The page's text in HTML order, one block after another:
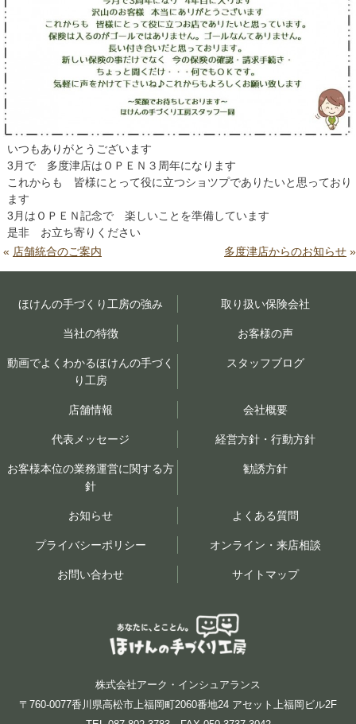
いつもありがとうございます
3月で 多度津店はＯＰＥＮ３周年になります
これからも 皆様にとって役に立つショツプでありたいと思っており
ます
3月はＯＰＥＮ記念で 楽しいことを準備しています
是非 お立ち寄りください
« 店舗統合のご案内 多度津店からのお知らせ »
ほけんの手づくり工房の強み 取り扱い保険会社
当社の特徴 お客様の声
動画でよくわかるほけんの手づく
り工房
スタッフブログ
店舗情報 会社概要
代表メッセージ 経営方針・行動方針
お客様本位の業務運営に関する方
針
勧誘方針
お知らせ よくある質問
プライバシーポリシー オンライン・来店相談
お問い合わせ サイトマップ
株式会社アーク・インシュアランス
〒760-0077香川県高松市上福岡町2060番地24 アセット上福岡ビル2F